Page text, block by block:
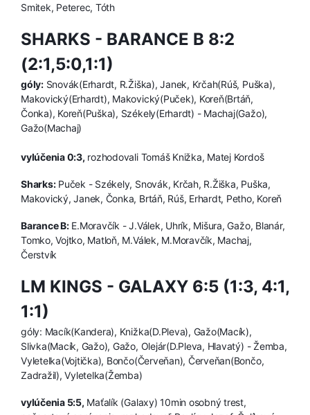
Smitek, Peterec, Tóth
SHARKS - BARANCE B 8:2
(2:1,5:0,1:1)
góly:Snovák(Erhardt, R.Žiška), Janek, Krčah(Rúš, Puška),
Makovický(Erhardt), Makovický(Puček), Koreň(Brtáň,
Čonka), Koreň(Puška), Székely(Erhardt) - Machaj(Gažo),
Gažo(Machaj)
vylúčenia 0:3, rozhodovali Tomáš Knižka, Matej Kordoš
Sharks:Puček - Székely, Snovák, Krčah, R.Žiška, Puška,
Makovický, Janek, Čonka, Brtáň, Rúš, Erhardt, Petho, Koreň
Barance B:E.Moravčík - J.Válek, Uhrík, Mišura, Gažo, Blanár,
Tomko, Vojtko, Matloň, M.Válek, M.Moravčík, Machaj,
Čerstvík
LM KINGS - GALAXY 6:5 (1:3, 4:1,
1:1)
góly: Macík(Kandera), Knižka(D.Pleva), Gažo(Macík),
Slivka(Macík, Gažo), Gažo, Olejár(D.Pleva, Hlavatý) - Žemba,
Vyletelka(Vojtička), Bončo(Červeňan), Červeňan(Bončo,
Zadražil), Vyletelka(Žemba)
vylúčenia 5:5, Maťalík (Galaxy) 10min osobný trest,